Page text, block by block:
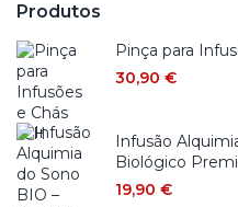
Produtos
Pinça para
30,90 €
Infusão
Biológico
19,90 €